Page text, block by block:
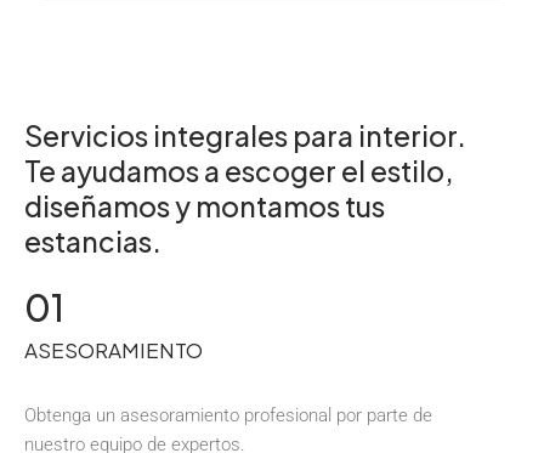
Servicios integrales para interior.
Te ayudamos a escoger el estilo,
diseñamos y montamos tus
estancias.
01
ASESORAMIENTO
Obtenga un asesoramiento profesional por parte de
nuestro equipo de expertos.